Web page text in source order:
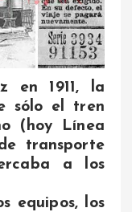
en 1911, la
sólo el tren
(hoy Línea
transporte
a los
equipos, los